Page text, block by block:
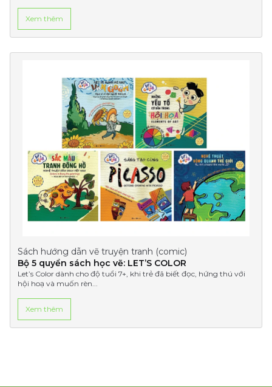
Xem thêm
Sách hướng dẫn vẽ truyện tranh (comic)
Bộ 5 quyển sách học vẽ: LET’S COLOR
Let’s Color dành cho độ tuổi 7+, khi trẻ đã biết đọc, hứng thú với
hội hoạ và muốn rèn...
Xem thêm